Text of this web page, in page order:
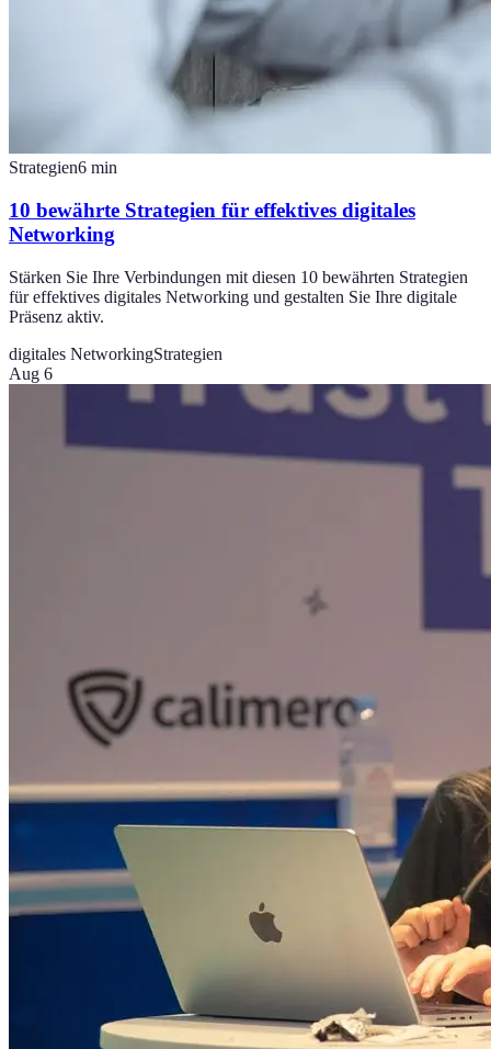
Strategien6 min
10 bewährte Strategien für effektives digitales
Networking
Stärken Sie Ihre Verbindungen mit diesen 10 bewährten Strategien
für effektives digitales Networking und gestalten Sie Ihre digitale
Präsenz aktiv.
digitales NetworkingStrategien
Aug 6